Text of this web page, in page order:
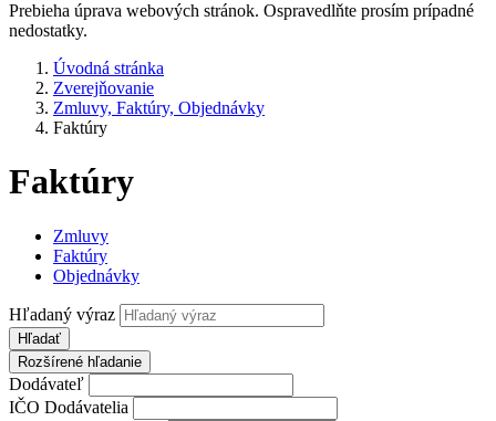
Prebieha úprava webových stránok. Ospravedlňte prosím prípadné
nedostatky.
Úvodná stránka
Zverejňovanie
Zmluvy, Faktúry, Objednávky
Faktúry
Faktúry
Zmluvy
Faktúry
Objednávky
Hľadaný výraz
Hľadať
Rozšírené hľadanie
Dodávateľ
IČO Dodávatelia